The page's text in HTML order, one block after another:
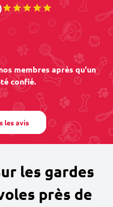
membres après qu'un
confié.
les avis
les gardes
près de